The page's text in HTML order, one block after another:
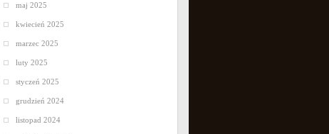
maj 2025
kwiecień 2025
marzec 2025
luty 2025
styczeń 2025
grudzień 2024
listopad 2024